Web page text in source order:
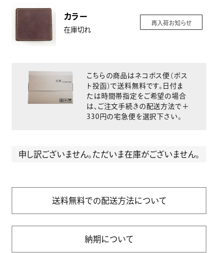
カラー
在庫切れ
再入荷お知らせ
こちらの商品はネコポス便（ポス
ト投函）で送料無料です。日付ま
たは時間帯指定をご希望の場合
は、ご注文手続きの配送方法で＋
330円の宅急便を選択下さい。
申し訳ございません。ただいま在庫がございません。
送料無料での配送方法について
納期について